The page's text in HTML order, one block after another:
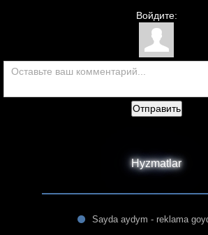
Войдите:
Отправить
Hyzmatlar
Sayda aydym - reklama